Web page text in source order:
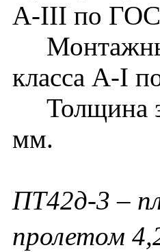
А-III по
класса А-I
Толщина
мм.
ПТ42д-3 –
пролетом